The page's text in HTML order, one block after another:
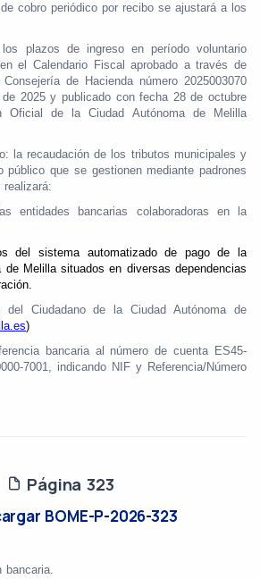
cobro periódico por recibo se ajustará a los
plazos de ingreso en período voluntario
el Calendario Fiscal aprobado a través de
de Hacienda número 2025003070
2025 y publicado con fecha 28 de octubre
de la Ciudad Autónoma de Melilla
la recaudación de los tributos municipales y
público que se gestionen mediante padrones
entidades bancarias colaboradoras en la
del sistema automatizado de pago de la
de Melilla situados en diversas dependencias
Ciudadano de la Ciudad Autónoma de
)
bancaria al número de cuenta ES45-
7001, indicando NIF y Referencia/Número
Página 323
BOME-P-2026-323
bancaria.